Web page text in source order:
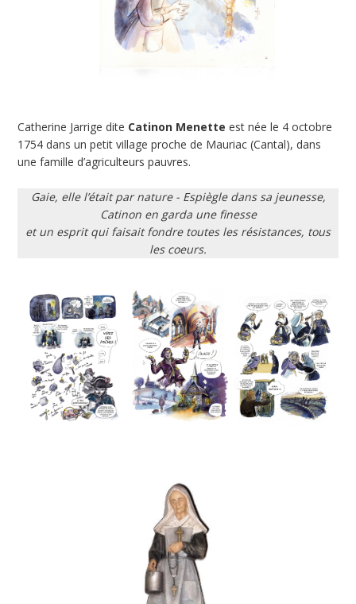
Catherine Jarrige dite Catinon Menette est née le 4 octobre
1754 dans un petit village proche de Mauriac (Cantal), dans
une famille d’agriculteurs pauvres.
Gaie, elle l’était par nature - Espiègle dans sa jeunesse,
Catinon en garda une finesse
et un esprit qui faisait fondre toutes les résistances, tous
les coeurs.